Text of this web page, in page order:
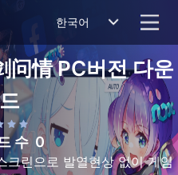
한국어
问情PC버전 다운
수 0
크린으로 발열현상 없이 게임